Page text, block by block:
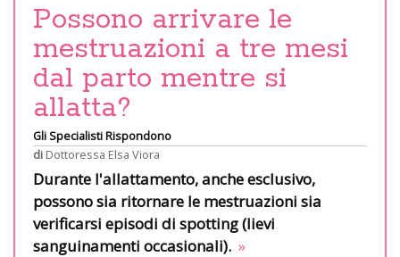
Possono arrivare le
mestruazioni a tre mesi
dal parto mentre si
allatta?
Gli Specialisti Rispondono
di Dottoressa Elsa Viora
Durante l'allattamento, anche esclusivo,
possono sia ritornare le mestruazioni sia
verificarsi episodi di spotting (lievi
sanguinamenti occasionali). »